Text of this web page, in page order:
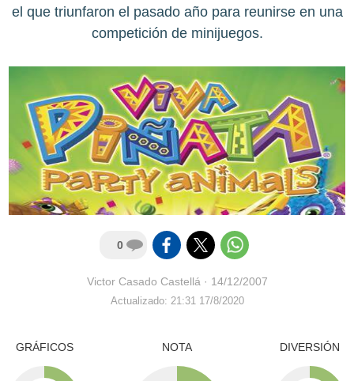
el que triunfaron el pasado año para reunirse en una
competición de minijuegos.
0
Victor Casado Castellá · 14/12/2007
Actualizado: 21:31 17/8/2020
GRÁFICOS NOTA DIVERSIÓN